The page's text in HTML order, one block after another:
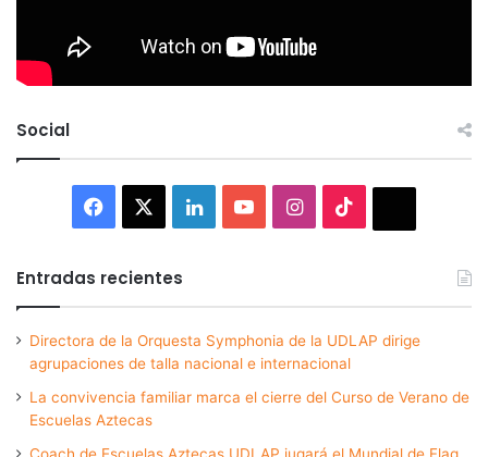
Social
Facebook LinkedInYouTubeInstagram
Entradas recientes
Directora de la Orquesta Symphonia de la UDLAP dirige
agrupaciones de talla nacional e internacional
La convivencia familiar marca el cierre del Curso de Verano de
Escuelas Aztecas
Coach de Escuelas Aztecas UDLAP jugará el Mundial de Flag